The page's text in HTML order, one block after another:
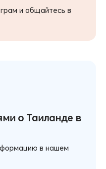
и общайтесь в
о Таиланде в
в нашем